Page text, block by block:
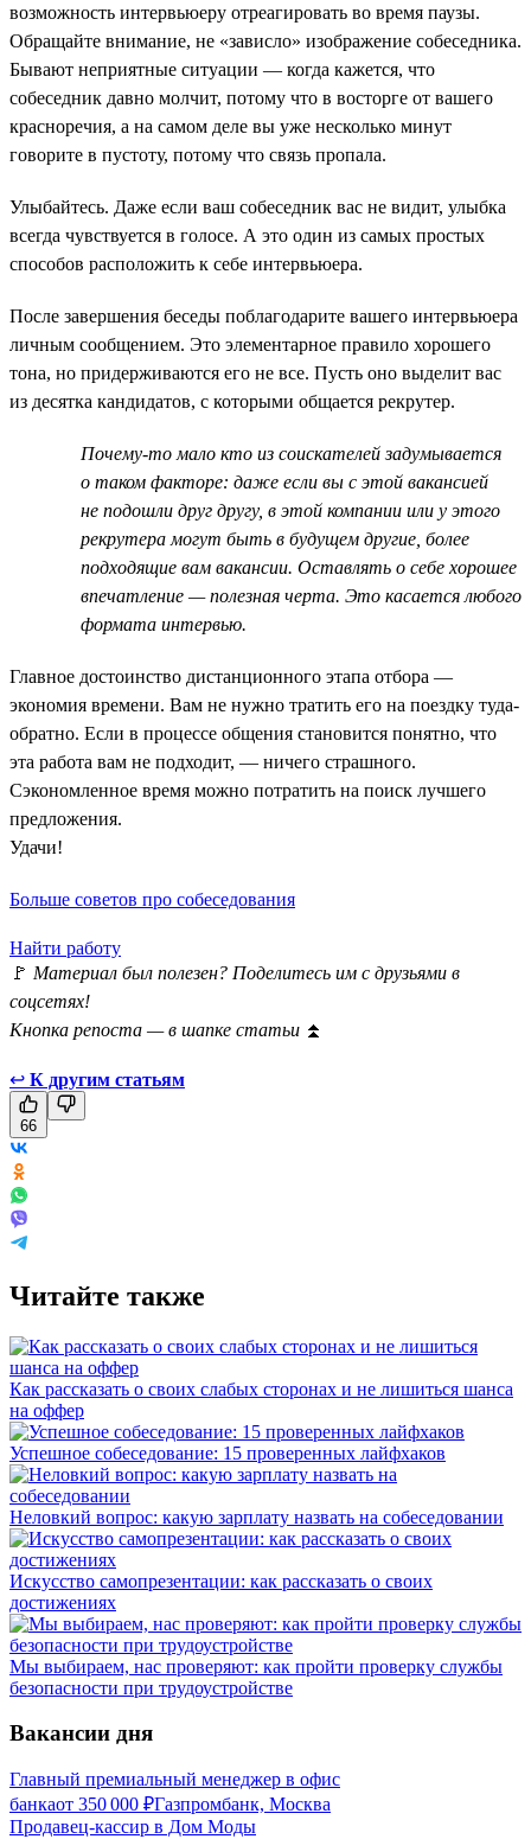
возможность интервьюеру отреагировать во время паузы.
Обращайте внимание, не «зависло» изображение собеседника.
Бывают неприятные ситуации — когда кажется, что
собеседник давно молчит, потому что в восторге от вашего
красноречия, а на самом деле вы уже несколько минут
говорите в пустоту, потому что связь пропала.
Улыбайтесь. Даже если ваш собеседник вас не видит, улыбка
всегда чувствуется в голосе. А это один из самых простых
способов расположить к себе интервьюера.
После завершения беседы поблагодарите вашего интервьюера
личным сообщением. Это элементарное правило хорошего
тона, но придерживаются его не все. Пусть оно выделит вас
из десятка кандидатов, с которыми общается рекрутер.
Почему-то мало кто из соискателей задумывается
о таком факторе: даже если вы с этой вакансией
не подошли друг другу, в этой компании или у этого
рекрутера могут быть в будущем другие, более
подходящие вам вакансии. Оставлять о себе хорошее
впечатление — полезная черта. Это касается любого
формата интервью.
Главное достоинство дистанционного этапа отбора —
экономия времени. Вам не нужно тратить его на поездку туда-
обратно. Если в процессе общения становится понятно, что
эта работа вам не подходит, — ничего страшного.
Сэкономленное время можно потратить на поиск лучшего
предложения.
Удачи!
Больше советов про собеседования
Найти работу
🚩 Материал был полезен? Поделитесь им с друзьями в
соцсетях!
Кнопка репоста — в шапке статьи ⏫
↩ К другим статьям
66
Читайте также
Как рассказать о своих слабых сторонах и не лишиться шанса
на оффер
Успешное собеседование: 15 проверенных лайфхаков
Неловкий вопрос: какую зарплату назвать на собеседовании
Искусство самопрезентации: как рассказать о своих
достижениях
Мы выбираем, нас проверяют: как пройти проверку службы
безопасности при трудоустройстве
Вакансии дня
Главный премиальный менеджер в офис
банкаот 350 000 ₽Газпромбанк, Москва
Продавец-кассир в Дом Моды